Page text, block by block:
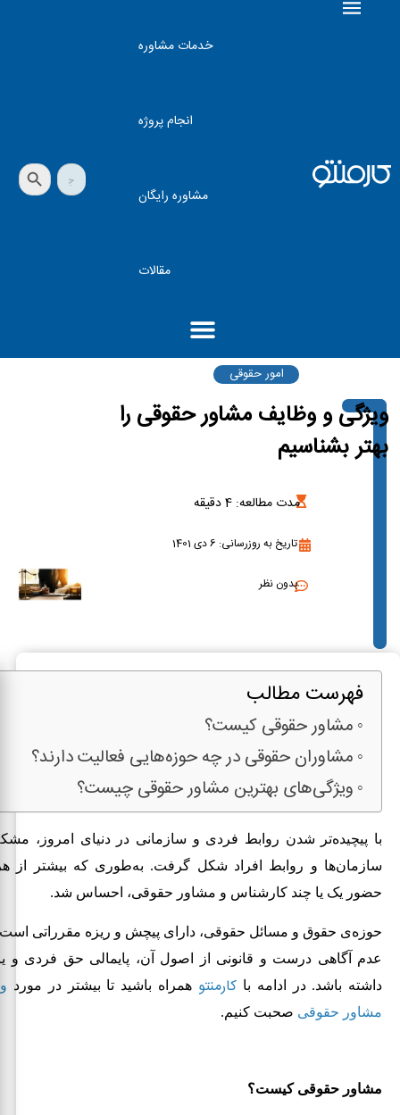
خدمات مشاوره
انجام پروژه
مشاوره رایگان
مقالات
جستجو
برای:
دکمه جستجو
امور حقوقی
ویژگی و وظایف مشاور حقوقی را
بهتر بشناسیم
مدت مطالعه: 4دقیقه
تاریخ به روزرسانی: 6 دی 1401
بدون نظر
فهرست مطالب
مشاور حقوقی کیست؟
مشاوران حقوقی در چه حوزه‌هایی فعالیت دارند؟
ویژگی‌های بهترین مشاور حقوقی چیست؟
با پیچیده‌تر شدن روابط فردی و سازمانی در دنیای امروز،
سازمان‌ها و روابط افراد شکل گرفت. به‌طوری که بیشتر از هر
حضور یک یا چند کارشناس و مشاور حقوقی، احساس شد.
حوزه‌ی حقوق و مسائل حقوقی، دارای پیچش و ریزه مقرراتی
عدم آگاهی درست و قانونی از اصول آن، پایمالی حق فردی و
داشته باشد. در ادامه با کارمنتوهمراه باشید تا بیشتر در مورد
مشاور حقوقی صحبت کنیم.
مشاور حقوقی کیست؟